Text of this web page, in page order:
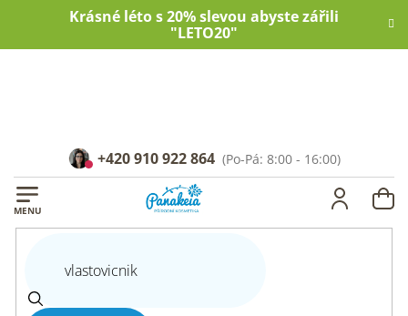
Krásné léto s 20% slevou abyste zářili
"LETO20"
+420 910 922 864